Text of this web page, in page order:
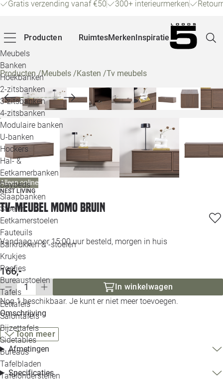
Gratis verzending vanaf €50 300+ interieurmerken
Producten
Meubels
Banken
Hoekbanken
2-zitsbanken
3-zitsbanken
4-zitsbanken
Modulaire banken
U-banken
Hockers
Hal- &
Eetkamerbanken
Daybeds
Slaapbanken
Stoelen
Eetkamerstoelen
Fauteuils
Barkrukken & -stoelen
Krukjes
Poefjes
Bureaustoelen
Tafels
Eettafels
Salontafels
Bijzettafels
Sidetables
Bureaus
Tafelbladen
Tafelonderstellen
RuimtesMerkenInspiratie
Alle
Producten/Meubels /Kasten /Tv meubels
Alleen online
NEST LIVING
Tv-meubel Momo bruin
Vandaag voor 15:00 uur besteld, morgen in huis
166,-
In winkelwagen
Nog 1 beschikbaar. Je kunt er niet meer toevoegen.
Omschrijving
Toon meer
Afmetingen
Specificaties